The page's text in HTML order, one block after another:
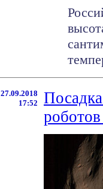
27.09.2018
17:52